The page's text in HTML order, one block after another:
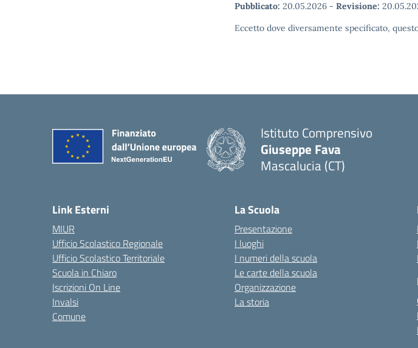
Pubblicato: 20.05.2026 - Revisione:
Eccetto dove diversamente specificato,
Istituto Comprensivo
Giuseppe Fava
Mascalucia (CT)
Link Esterni
MIUR
Ufficio Scolastico Regionale
Ufficio Scolastico Territoriale
Scuola in Chiaro
Iscrizioni On Line
Invalsi
Comune
La Scuola
Presentazione
I luoghi
I numeri della scuola
Le carte della scuola
Organizzazione
La storia